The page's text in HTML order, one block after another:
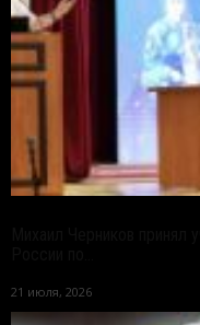
21 июля, 2026